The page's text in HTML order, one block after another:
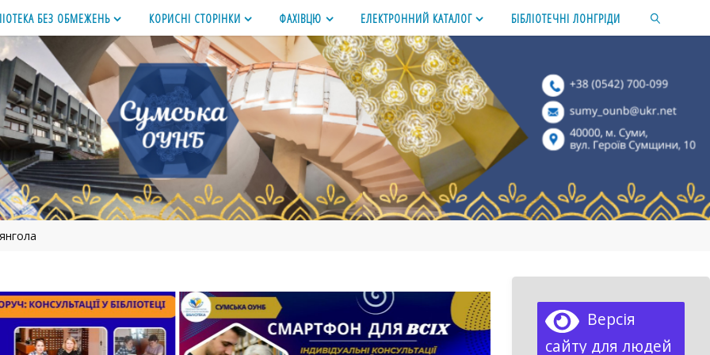
БЕЗ ОБМЕЖЕНЬ КОРИСНІ СТОРІНКИ ФАХІВЦЮ ЕЛЕКТРОННИЙ КАТАЛОГ БІБЛІОТЕЧНІ ЛОНГРІДИ
Версія
сайту для людей